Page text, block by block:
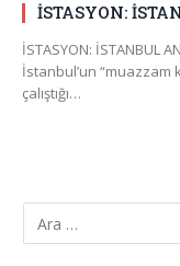
İSTASYON:
İSTASYON: İSTANBUL
İstanbul’un “muazzam
çalıştığı…